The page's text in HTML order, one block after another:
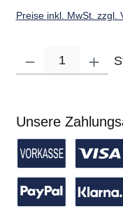
Preise inkl. MwSt. zzgl.
Unsere
Vorkasse /